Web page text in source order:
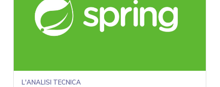
L'ANALISI TECNICA